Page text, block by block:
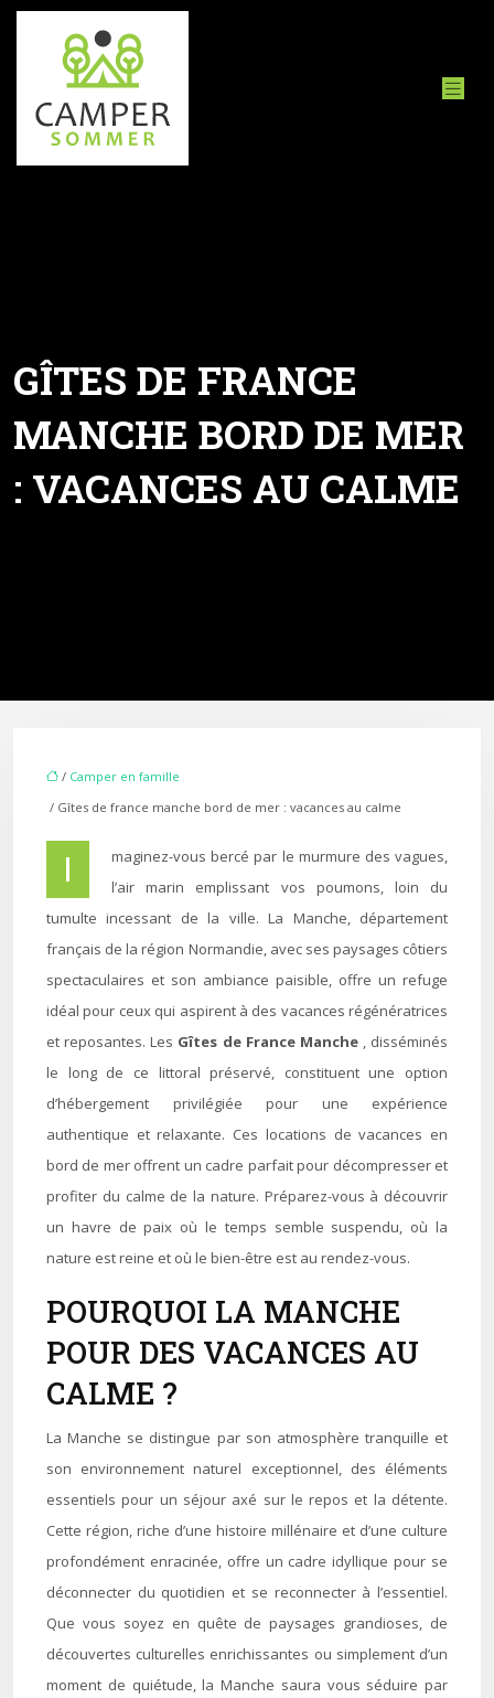
GÎTES DE FRANCE
MANCHE BORD DE MER
: VACANCES AU CALME
/ Camper en famille
/ Gîtes de france manche bord de mer : vacances au calme
Imaginez-vous bercé par le murmure des vagues,
l’air marin emplissant vos poumons, loin du
tumulte incessant de la ville. La Manche, département
français de la région Normandie, avec ses paysages côtiers
spectaculaires et son ambiance paisible, offre un refuge
idéal pour ceux qui aspirent à des vacances régénératrices
et reposantes. Les Gîtes de France Manche , disséminés
le long de ce littoral préservé, constituent une option
d’hébergement privilégiée pour une expérience
authentique et relaxante. Ces locations de vacances en
bord de mer offrent un cadre parfait pour décompresser et
profiter du calme de la nature. Préparez-vous à découvrir
un havre de paix où le temps semble suspendu, où la
nature est reine et où le bien-être est au rendez-vous.
POURQUOI LA MANCHE
POUR DES VACANCES AU
CALME ?
La Manche se distingue par son atmosphère tranquille et
son environnement naturel exceptionnel, des éléments
essentiels pour un séjour axé sur le repos et la détente.
Cette région, riche d’une histoire millénaire et d’une culture
profondément enracinée, offre un cadre idyllique pour se
déconnecter du quotidien et se reconnecter à l’essentiel.
Que vous soyez en quête de paysages grandioses, de
découvertes culturelles enrichissantes ou simplement d’un
moment de quiétude, la Manche saura vous séduire par